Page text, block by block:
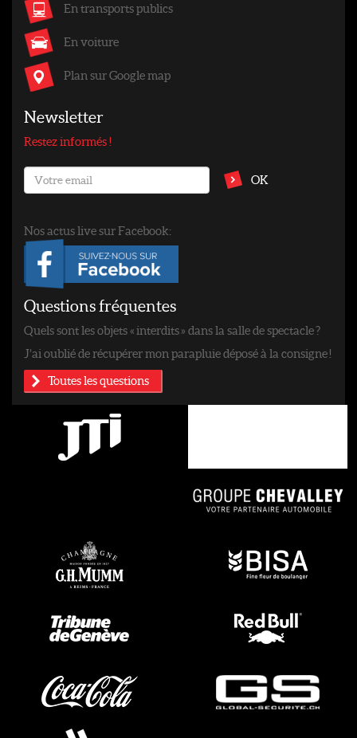
En transports publics
En voiture
Plan sur Google map
Newsletter
Restez informés !
OK
Nos actus live sur Facebook:
Questions fréquentes
Quels sont les objets « interdits » dans la salle de spectacle ?
J’ai oublié de récupérer mon parapluie déposé à la consigne !
Toutes les questions